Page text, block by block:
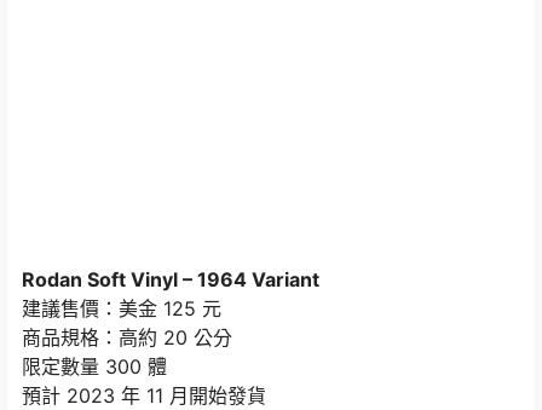
Rodan Soft Vinyl – 1964 Variant
建議售價：美金 125 元
商品規格：高約 20 公分
限定數量 300 體
預計 2023 年 11 月開始發貨